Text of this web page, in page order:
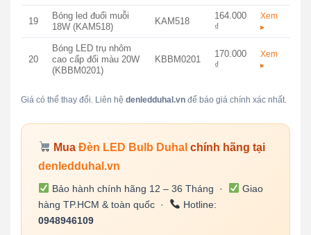
19
Bóng led đuổi muỗi
18W (KAM518)
KAM518
164.000
₫
Xem
▸
20
Bóng LED trụ nhôm
cao cấp đổi màu 20W
(KBBM0201)
KBBM0201
170.000
₫
Xem
▸
Giá có thể thay đổi. Liên hệ denledduhal.vnđể báo giá chính xác nhất.
MuaĐèn LED Bulb Duhal chính hãng tại
denledduhal.vn
Bảo hành chính hãng 12 – 36 Tháng ·
Giao
hàng TP.HCM & toàn quốc ·
Hotline:
0948946109